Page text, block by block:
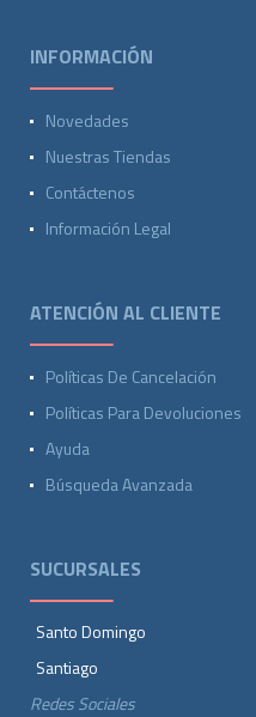
INFORMACIÓN
Novedades
Nuestras Tiendas
Contáctenos
Información Legal
ATENCIÓN AL CLIENTE
Políticas De Cancelación
Políticas Para Devoluciones
Ayuda
Búsqueda Avanzada
SUCURSALES
Santo Domingo
Santiago
Redes Sociales